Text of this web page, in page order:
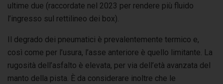
ultime due (raccordate nel 2023 per rendere più fluido
l’ingresso sul rettilineo dei box).
Il degrado dei pneumatici è prevalentemente termico e,
così come per l’usura, l’asse anteriore è quello limitante. La
rugosità dell’asfalto è elevata, per via dell’età avanzata del
manto della pista. È da considerare inoltre che le